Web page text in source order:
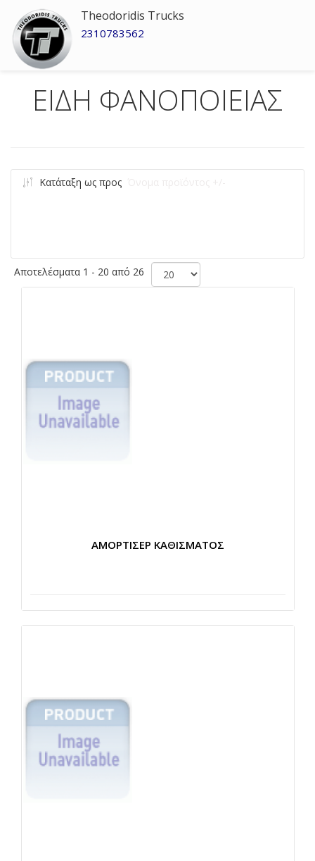
Theodoridis Trucks
2310783562
ΕΙΔΗ ΦΑΝΟΠΟΙΕΙΑΣ
Κατάταξη ως προς
Αποτελέσματα 1 - 20 από 26
ΑΜΟΡΤΙΣΕΡ ΚΑΘΙΣΜΑΤΟΣ